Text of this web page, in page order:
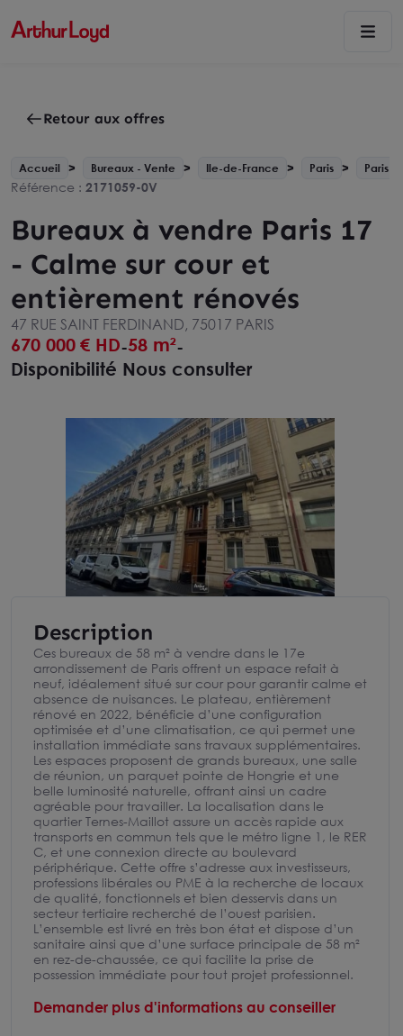
Retour aux offres
Accueil Bureaux - Vente Ile-de-France Paris Paris
Référence : 2171059-0V
Bureaux à vendre Paris 17
- Calme sur cour et
entièrement rénovés
47 RUE SAINT FERDINAND, 75017 PARIS
670 000 € HD-58 m²-
Disponibilité Nous consulter
Description
Ces bureaux de 58 m² à vendre dans le 17e
arrondissement de Paris offrent un espace refait à
neuf, idéalement situé sur cour pour garantir calme et
absence de nuisances. Le plateau, entièrement
rénové en 2022, bénéficie d’une configuration
optimisée et d’une climatisation, ce qui permet une
installation immédiate sans travaux supplémentaires.
Les espaces proposent de grands bureaux, une salle
de réunion, un parquet pointe de Hongrie et une
belle luminosité naturelle, offrant ainsi un cadre
agréable pour travailler. La localisation dans le
quartier Ternes-Maillot assure un accès rapide aux
transports en commun tels que le métro ligne 1, le RER
C, et une connexion directe au boulevard
périphérique. Cette offre s’adresse aux investisseurs,
professions libérales ou PME à la recherche de locaux
de qualité, fonctionnels et bien desservis dans un
secteur tertiaire recherché de l’ouest parisien.
L’ensemble est livré en très bon état et dispose d’un
sanitaire ainsi que d’une surface principale de 58 m²
en rez-de-chaussée, ce qui facilite la prise de
possession immédiate pour tout projet professionnel.
Demander plus d'informations au conseiller